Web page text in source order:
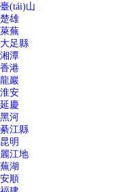
臺(tái)山
楚雄
萊蕪
大足縣
湘潭
香港
龍巖
淮安
延慶
黑河
綦江縣
昆明
麗江地
蕪湖
安順